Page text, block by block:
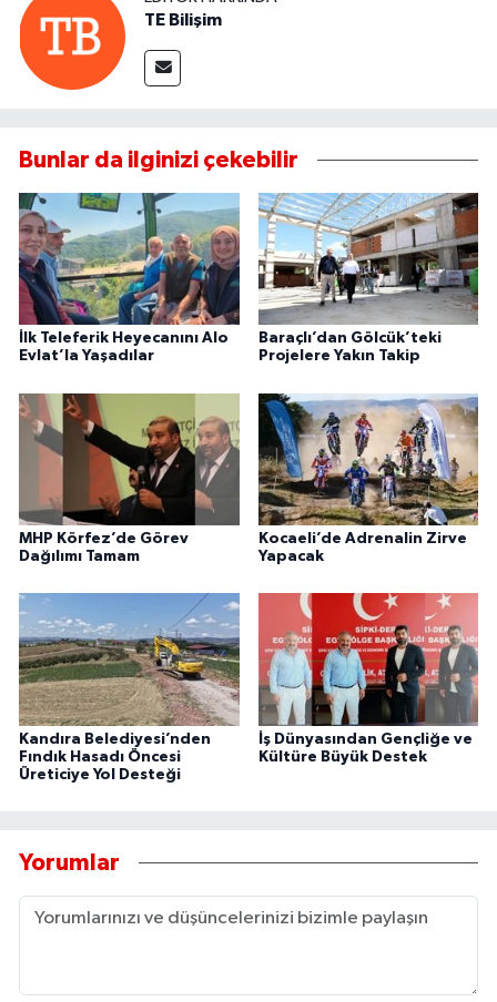
TE Bilişim
Bunlar da ilginizi çekebilir
İlk Teleferik Heyecanını Alo
Evlat’la Yaşadılar
Baraçlı’dan Gölcük’teki
Projelere Yakın Takip
MHP Körfez’de Görev
Dağılımı Tamam
Kocaeli’de Adrenalin Zirve
Yapacak
Kandıra Belediyesi’nden
Fındık Hasadı Öncesi
Üreticiye Yol Desteği
İş Dünyasından Gençliğe ve
Kültüre Büyük Destek
Yorumlar